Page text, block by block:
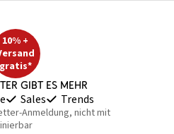
10% +
gratis*
gibt es mehr
Sales Trends
Anmeldung, nicht mit